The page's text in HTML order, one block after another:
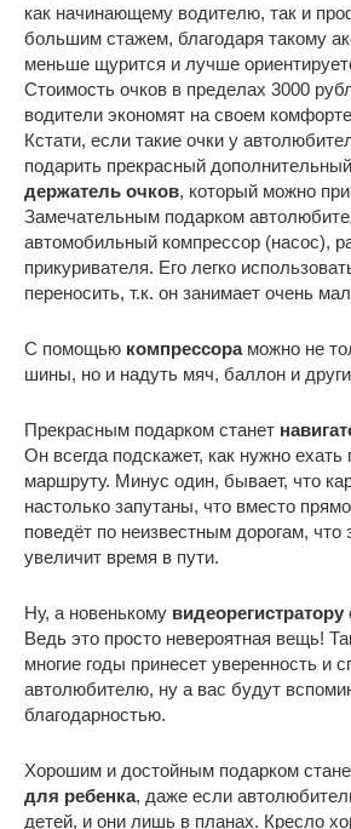
как начинающему водителю, так и
большим стажем, благодаря такому
меньше щурится и лучше
Стоимость очков в пределах 3000
водители экономят на своем
Кстати, если такие очки у
подарить прекрасный
держатель очков, который можно
Замечательным подарком
автомобильный компрессор (насос),
прикуривателя. Его легко
переносить, т.к. он занимает очень
С помощью компрессораможно не
шины, но и надуть мяч, баллон и
Прекрасным подарком станет
Он всегда подскажет, как нужно
маршруту. Минус один, бывает, что
настолько запутаны, что вместо
поведёт по неизвестным дорогам, что
увеличит время в пути.
Ну, а новенькому видеорегистратору
Ведь это просто невероятная вещь!
многие годы принесет уверенность и
автолюбителю, ну а вас будут
благодарностью.
Хорошим и достойным подарком
для ребенка, даже если
детей, и они лишь в планах. Кресло